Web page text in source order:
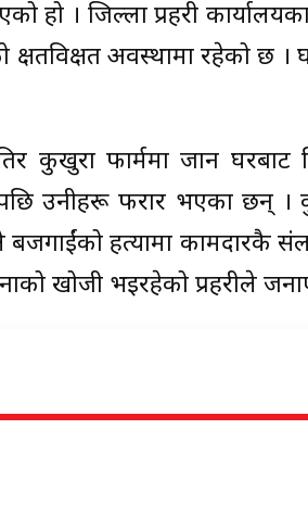
हो । जिल्ला प्रहरी
अवस्थामा रहेको छ ।
कुखुरा फार्ममा जान
उनीहरू फरार भएका छन् ।
हत्यामा कामदारकै
खोजी भइरहेको प्रहरीले